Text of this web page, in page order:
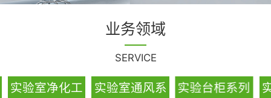
业务领域
SERVICE
实验室整体解
实验室净化工
实验室通风系